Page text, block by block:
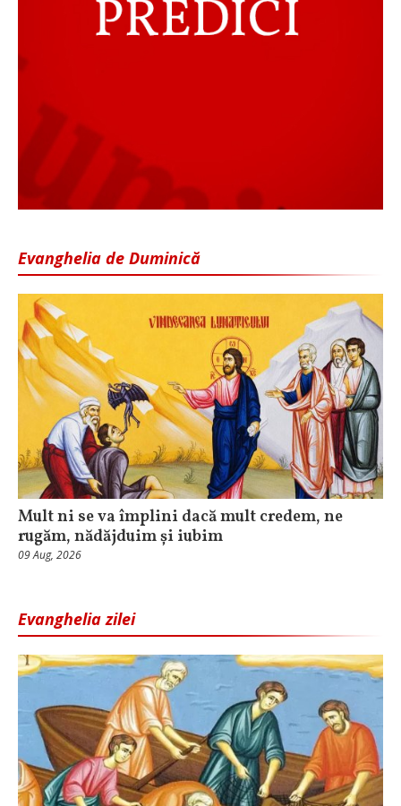
Evanghelia de Duminică
Mult ni se va împlini dacă mult credem, ne
rugăm, nădăjduim și iubim
09 Aug, 2026
Evanghelia zilei